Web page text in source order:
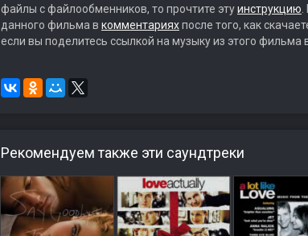
файлы с файлообменников, то прочтите этуинструкцию
данного фильма в комментарияхпосле того, как
если вы поделитесь ссылкой на музыку из этого фильма
Рекомендуем также эти саундтреки